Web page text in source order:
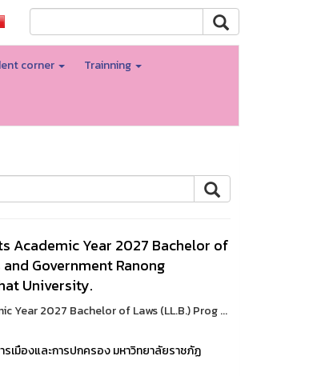
corner Trainning
Academic Year 2027 Bachelor of
Government Ranong
University.
Year 2027 Bachelor of Laws (LL.B.) Prog ...
รเมืองและการปกครอง มหาวิทยาลัยราชภัฏ